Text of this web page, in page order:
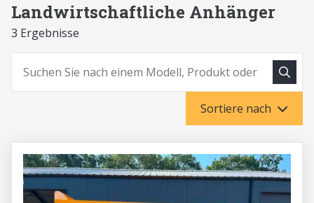
Landwirtschaftliche Anhänger
3 Ergebnisse
Suchen
Sortiere nach